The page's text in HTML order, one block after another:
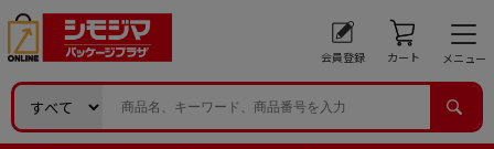
会員登録 カート メニュー